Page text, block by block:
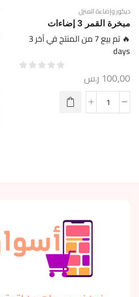
ديكور وإضاءة المنزل
مبخرة القمر 3 إضاءات
🔥 تم بيع 7 من المنتج في آخر 3
days
100,00 ر.س